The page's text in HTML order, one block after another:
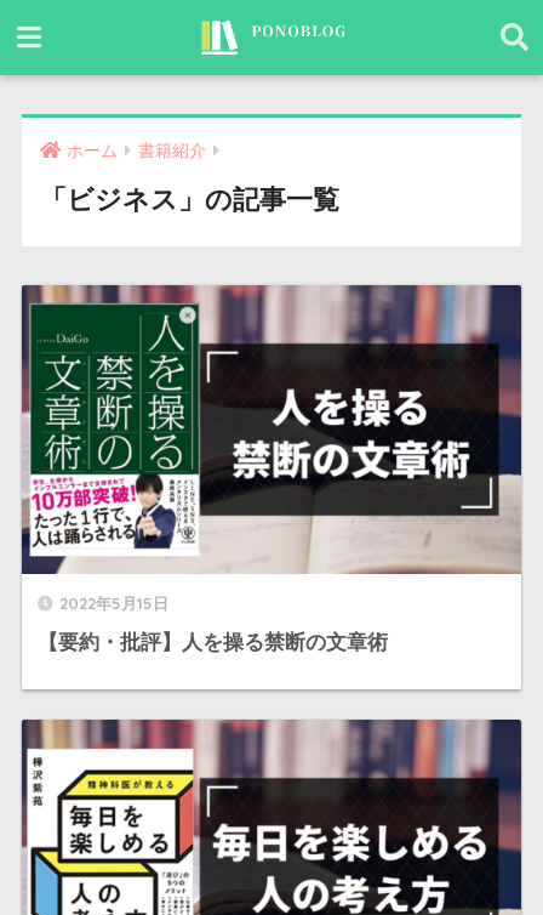
ホーム 書籍紹介
「ビジネス」の記事一覧
2022年5月15日
【要約・批評】人を操る禁断の文章術